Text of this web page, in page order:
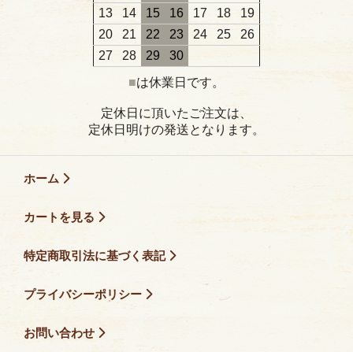
13
14 15 16 17 18
19
20
21 22 23 24 25
26
27
28 29
30
■は休業日です。
定休日に頂いたご注文は、
定休日明けの発送となります。
ホーム
カートを見る
特定商取引法に基づく表記
プライバシーポリシー
お問い合わせ